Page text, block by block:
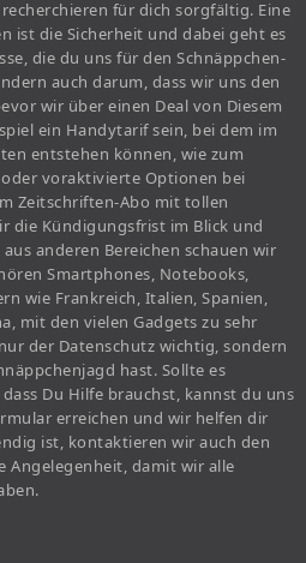
für dich sorgfältig. Eine
ist die Sicherheit und dabei geht es
die du uns für den Schnäppchen-
auch darum, dass wir uns den
wir über einen Deal von Diesem
ein Handytarif sein, bei dem im
entstehen können, wie zum
voraktivierte Optionen bei
Zeitschriften-Abo mit tollen
die Kündigungsfrist im Blick und
anderen Bereichen schauen wir
Smartphones, Notebooks,
wie Frankreich, Italien, Spanien,
mit den vielen Gadgets zu sehr
der Datenschutz wichtig, sondern
hast. Sollte es
Du Hilfe brauchst, kannst du uns
erreichen und wir helfen dir
ist, kontaktieren wir auch den
Angelegenheit, damit wir alle